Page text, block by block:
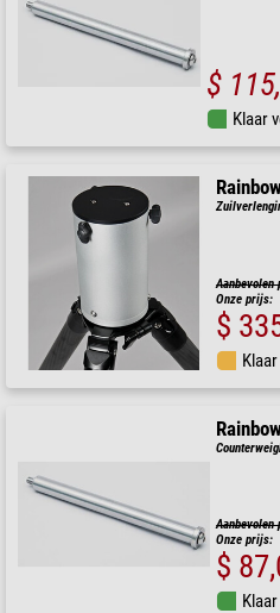
$
Klaar
Onze prijs:
$
Onze prijs:
$